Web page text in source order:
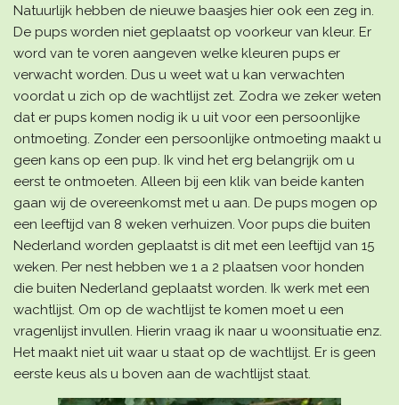
Natuurlijk hebben de nieuwe baasjes hier ook een zeg in.
De pups worden niet geplaatst op voorkeur van kleur. Er
word van te voren aangeven welke kleuren pups er
verwacht worden. Dus u weet wat u kan verwachten
voordat u zich op de wachtlijst zet. Zodra we zeker weten
dat er pups komen nodig ik u uit voor een persoonlijke
ontmoeting. Zonder een persoonlijke ontmoeting maakt u
geen kans op een pup. Ik vind het erg belangrijk om u
eerst te ontmoeten. Alleen bij een klik van beide kanten
gaan wij de overeenkomst met u aan. De pups mogen op
een leeftijd van 8 weken verhuizen. Voor pups die buiten
Nederland worden geplaatst is dit met een leeftijd van 15
weken. Per nest hebben we 1 a 2 plaatsen voor honden
die buiten Nederland geplaatst worden. Ik werk met een
wachtlijst. Om op de wachtlijst te komen moet u een
vragenlijst invullen. Hierin vraag ik naar u woonsituatie enz.
Het maakt niet uit waar u staat op de wachtlijst. Er is geen
eerste keus als u boven aan de wachtlijst staat.